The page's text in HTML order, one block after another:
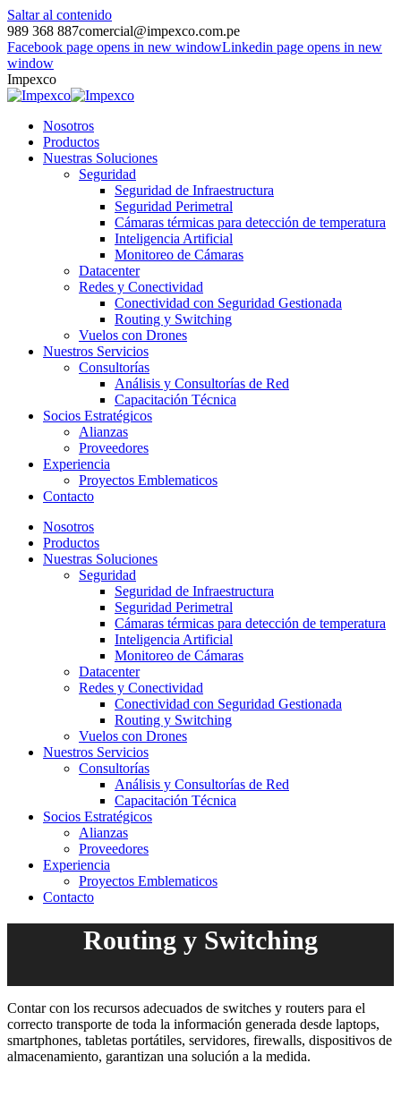
Saltar al contenido
989 368 887comercial@impexco.com.pe
Facebook page opens in new windowLinkedin page opens in new
window
Impexco
Nosotros
Productos
Nuestras Soluciones
Seguridad
Seguridad de Infraestructura
Seguridad Perimetral
Cámaras térmicas para detección de temperatura
Inteligencia Artificial
Monitoreo de Cámaras
Datacenter
Redes y Conectividad
Conectividad con Seguridad Gestionada
Routing y Switching
Vuelos con Drones
Nuestros Servicios
Consultorías
Análisis y Consultorías de Red
Capacitación Técnica
Socios Estratégicos
Alianzas
Proveedores
Experiencia
Proyectos Emblematicos
Contacto
Nosotros
Productos
Nuestras Soluciones
Seguridad
Seguridad de Infraestructura
Seguridad Perimetral
Cámaras térmicas para detección de temperatura
Inteligencia Artificial
Monitoreo de Cámaras
Datacenter
Redes y Conectividad
Conectividad con Seguridad Gestionada
Routing y Switching
Vuelos con Drones
Nuestros Servicios
Consultorías
Análisis y Consultorías de Red
Capacitación Técnica
Socios Estratégicos
Alianzas
Proveedores
Experiencia
Proyectos Emblematicos
Contacto
Routing y Switching
Contar con los recursos adecuados de switches y routers para el
correcto transporte de toda la información generada desde laptops,
smartphones, tabletas portátiles, servidores, firewalls, dispositivos de
almacenamiento, garantizan una solución a la medida.